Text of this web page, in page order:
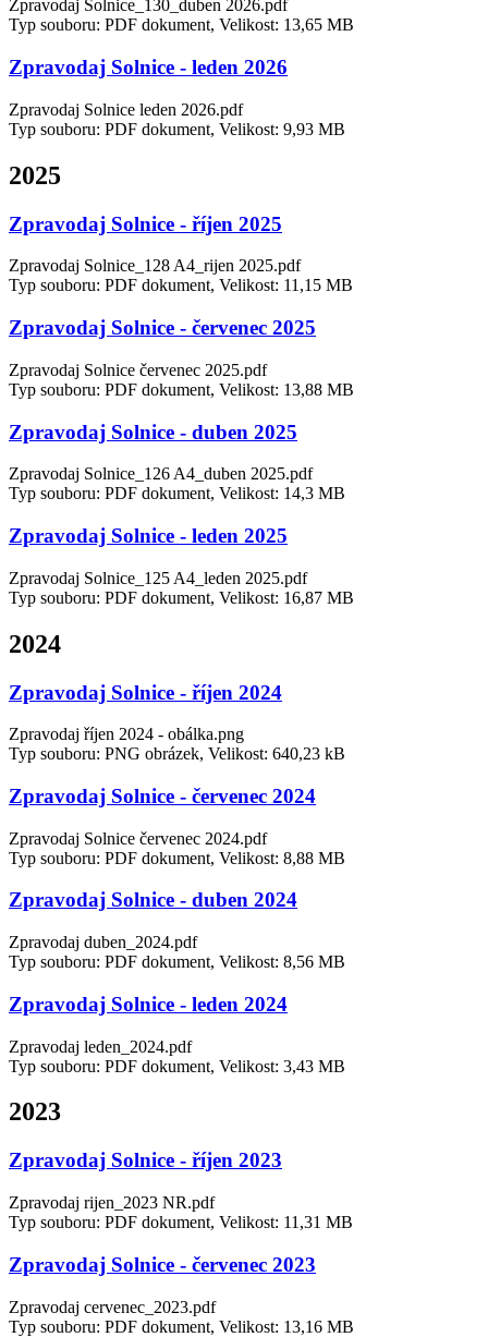
Zpravodaj Solnice_130_duben 2026.pdf
Typ souboru: PDF dokument, Velikost: 13,65 MB
Zpravodaj Solnice - leden 2026
Zpravodaj Solnice leden 2026.pdf
Typ souboru: PDF dokument, Velikost: 9,93 MB
2025
Zpravodaj Solnice - říjen 2025
Zpravodaj Solnice_128 A4_rijen 2025.pdf
Typ souboru: PDF dokument, Velikost: 11,15 MB
Zpravodaj Solnice - červenec 2025
Zpravodaj Solnice červenec 2025.pdf
Typ souboru: PDF dokument, Velikost: 13,88 MB
Zpravodaj Solnice - duben 2025
Zpravodaj Solnice_126 A4_duben 2025.pdf
Typ souboru: PDF dokument, Velikost: 14,3 MB
Zpravodaj Solnice - leden 2025
Zpravodaj Solnice_125 A4_leden 2025.pdf
Typ souboru: PDF dokument, Velikost: 16,87 MB
2024
Zpravodaj Solnice - říjen 2024
Zpravodaj říjen 2024 - obálka.png
Typ souboru: PNG obrázek, Velikost: 640,23 kB
Zpravodaj Solnice - červenec 2024
Zpravodaj Solnice červenec 2024.pdf
Typ souboru: PDF dokument, Velikost: 8,88 MB
Zpravodaj Solnice - duben 2024
Zpravodaj duben_2024.pdf
Typ souboru: PDF dokument, Velikost: 8,56 MB
Zpravodaj Solnice - leden 2024
Zpravodaj leden_2024.pdf
Typ souboru: PDF dokument, Velikost: 3,43 MB
2023
Zpravodaj Solnice - říjen 2023
Zpravodaj rijen_2023 NR.pdf
Typ souboru: PDF dokument, Velikost: 11,31 MB
Zpravodaj Solnice - červenec 2023
Zpravodaj cervenec_2023.pdf
Typ souboru: PDF dokument, Velikost: 13,16 MB